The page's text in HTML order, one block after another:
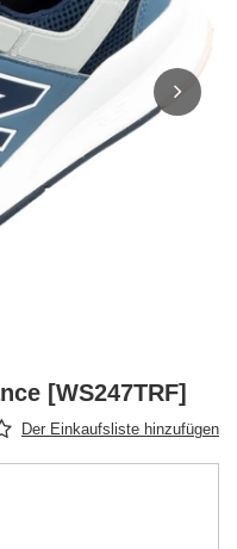
[WS247TRF]
Der Einkaufsliste hinzufügen